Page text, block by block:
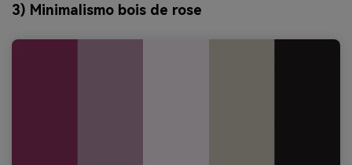
3) Minimalismo bois de rose